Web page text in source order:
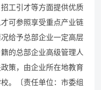
工引才等方面提供优质
可参照享受重点产业链
给予总部企业一定高层
的总部企业高级管理人
策，由企业所在地教育
。〔责任单位：市委组